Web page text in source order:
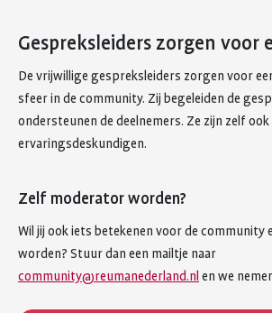
Gespreksleiders zorgen voor
De vrijwillige gespreksleiders zorgen voor
sfeer in de community. Zij begeleiden de
ondersteunen de deelnemers. Ze zijn zelf ook
ervaringsdeskundigen.
Zelf moderator worden?
Wil jij ook iets betekenen voor de community
worden? Stuur dan een mailtje naar
community@reumanederland.nl en we